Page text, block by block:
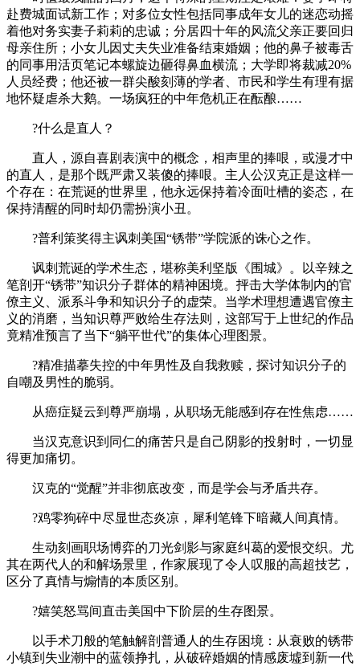
赴费城面试新工作；对多位女性包括同事成年女儿的迷恋动摇
着他对务实妻子莉莉的忠诚；分居四十年的风流父亲正要回归
母亲住所；小女儿因丈夫失业准备结束婚姻；他的鼻子被毒舌
的同事用活页笔记本螺旋边砸得鼻血横流；大学即将裁减20%
人员经费；他还被一群尖酸刻薄的学者、市民和学生有理有据
地怀疑虐杀大鹅。一场疯狂的中年危机正在酝酿……
?什么是直人？
直人，源自喜剧表演中的概念，相声里的捧哏，或漫才中
的直人，是那个既严肃又装傻的捧哏。主人公汉克正是这样一
个存在：在荒诞的世界里，他永远保持着冷面吐槽的姿态，在
保持清醒的同时却仍需扮演小丑。
?普利策奖得主讽刺美国“锈带”学院派的诛心之作。
讽刺荒诞的学术生态，堪称美利坚版《围城》。以辛辣之
笔剖开“锈带”知识分子群体的精神困境。抨击大学体制内的官
僚主义、派系斗争和知识分子的虚荣。当学术理想遭遇官僚主
义的消磨，当知识尊严败给生存法则，这部写于上世纪的作品
竟精准预言了当下“躺平世代”的集体心理图景。
?精准描摹失控的中年男性及自我救赎，探讨知识分子的
自嘲及男性的脆弱。
从癌症疑云到尊严崩塌，从职场无能感到存在性焦虑……
当汉克意识到同仁的痛苦只是自己阴影的投射时，一切显
得更加痛切。
汉克的“觉醒”并非彻底改变，而是学会与矛盾共存。
?鸡零狗碎中尽显世态炎凉，犀利笔锋下暗藏人间真情。
生动刻画职场博弈的刀光剑影与家庭纠葛的爱恨交织。尤
其在两代人的和解场景里，作家展现了令人叹服的高超技艺，
区分了真情与煽情的本质区别。
?嬉笑怒骂间直击美国中下阶层的生存图景。
以手术刀般的笔触解剖普通人的生存困境：从衰败的锈带
小镇到失业潮中的蓝领挣扎，从破碎婚姻的情感废墟到新一代